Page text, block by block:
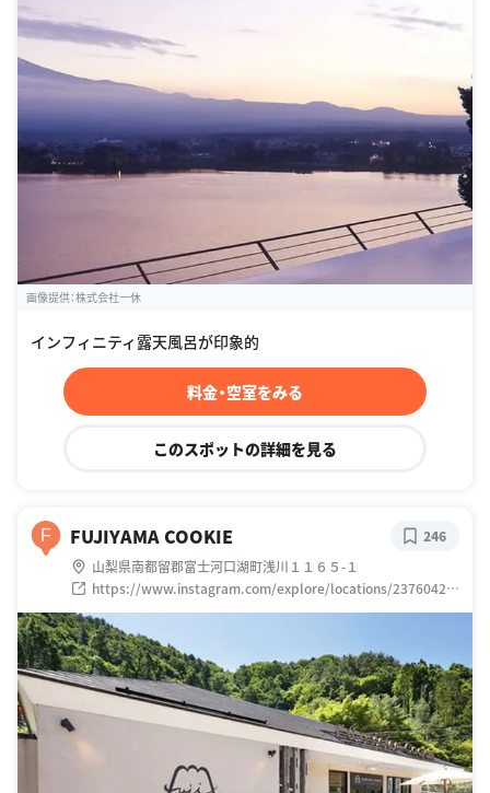
画像提供：株式会社一休
インフィニティ露天風呂が印象的
料金・空室をみる
このスポットの詳細を見る
F FUJIYAMA COOKIE
山梨県南都留郡富士河口湖町浅川１１６５-１
https://www.instagram.com/explore/locations/23760429
4
246